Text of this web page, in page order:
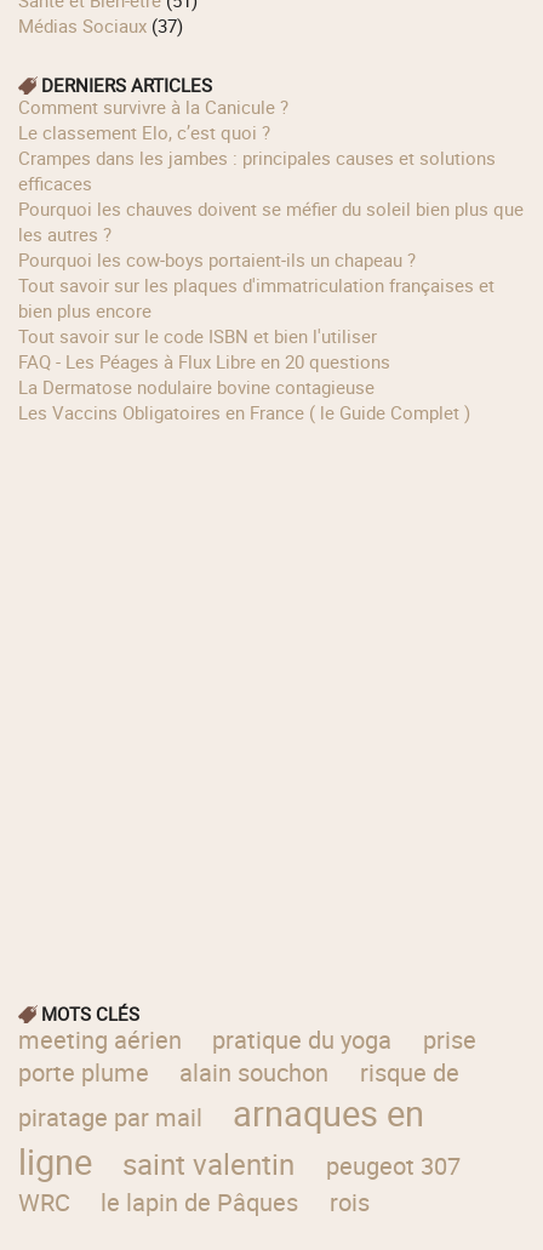
Médias Sociaux (37)
DERNIERS ARTICLES
Comment survivre à la Canicule ?
Le classement Elo, c’est quoi ?
Crampes dans les jambes : principales causes et solutions
efficaces
Pourquoi les chauves doivent se méfier du soleil bien plus que
les autres ?
Pourquoi les cow‑boys portaient‑ils un chapeau ?
Tout savoir sur les plaques d'immatriculation françaises et
bien plus encore
Tout savoir sur le code ISBN et bien l'utiliser
FAQ - Les Péages à Flux Libre en 20 questions
La Dermatose nodulaire bovine contagieuse
Les Vaccins Obligatoires en France ( le Guide Complet )
MOTS CLÉS
meeting aérien pratique du yoga
prise
porte plume
alain souchon
risque de
piratage par mail
arnaques en
ligne
saint valentin
peugeot 307
WRC
le lapin de Pâques rois